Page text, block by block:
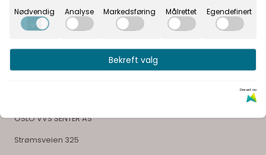
OSLO VVS SENTER AS
Strømsveien 325
Nødvendig Analyse Markedsføring Målrettet Egendefinert
Bekreft valg
Drevet av